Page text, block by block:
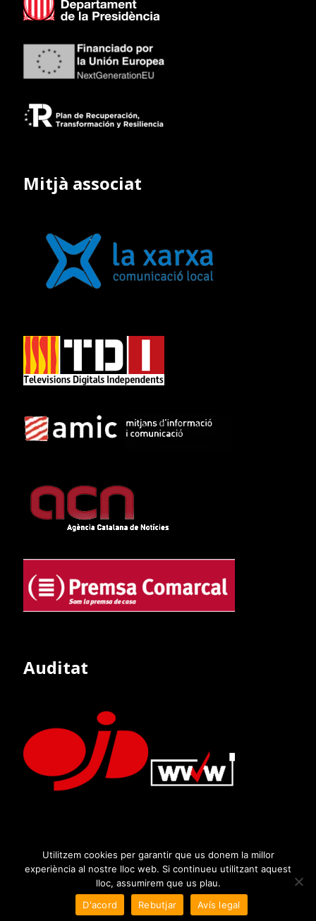
Mitjà associat
Auditat
Utilitzem cookies per garantir que us donem la millor
experiència al nostre lloc web. Si continueu utilitzant aquest
lloc, assumirem que us plau.
D'acord
Rebutjar Avís legal